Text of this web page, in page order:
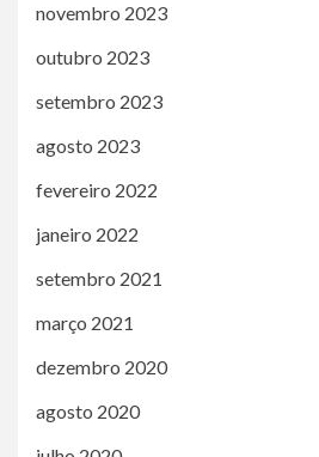
novembro 2023
outubro 2023
setembro 2023
agosto 2023
fevereiro 2022
janeiro 2022
setembro 2021
março 2021
dezembro 2020
agosto 2020